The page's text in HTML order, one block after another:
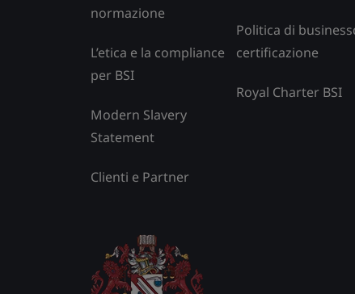
normazione
L’etica e la compliance
per BSI
Modern Slavery
Statement
Clienti e Partner
Politica di
certificazione
Royal Charter BSI